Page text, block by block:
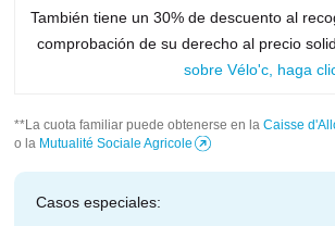
También tiene un 30% de descuento al
comprobación de su derecho al precio
sobre Vélo'c, haga
**La cuota familiar puede obtenerse en laCaisse
o la Mutualité Sociale Agricole (
.
Casos especiales: